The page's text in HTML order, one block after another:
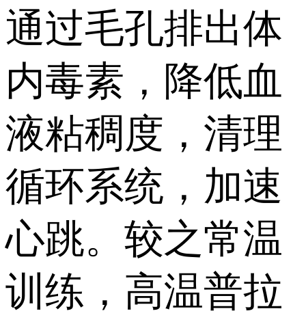
通过毛孔排出体
内毒素，降低血
液粘稠度，清理
循环系统，加速
心跳。较之常温
训练，高温普拉